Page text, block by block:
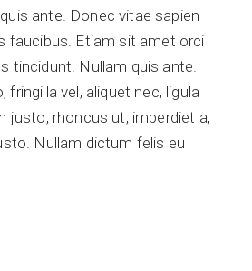
ante. Donec vitae sapien
faucibus. Etiam sit amet orci
tincidunt. Nullam quis ante.
fringilla vel, aliquet nec, ligula
justo, rhoncus ut, imperdiet a,
Nullam dictum felis eu